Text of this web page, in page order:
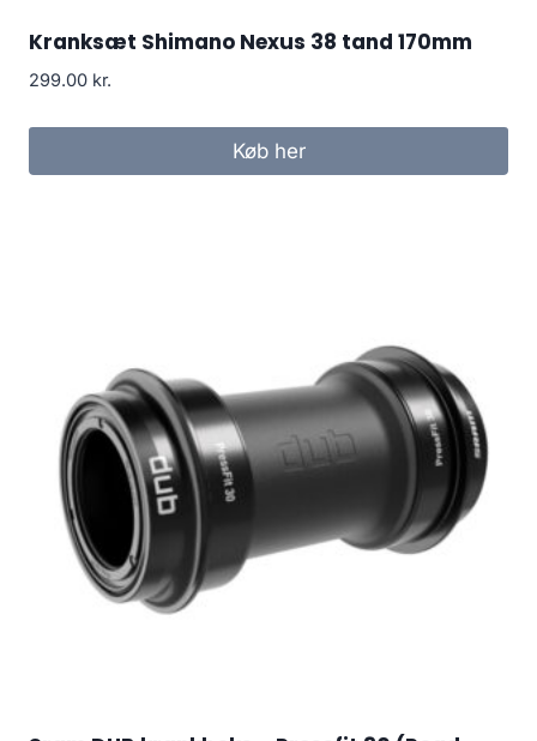
Kranksæt Shimano Nexus 38 tand 170mm
299.00 kr.
Køb her